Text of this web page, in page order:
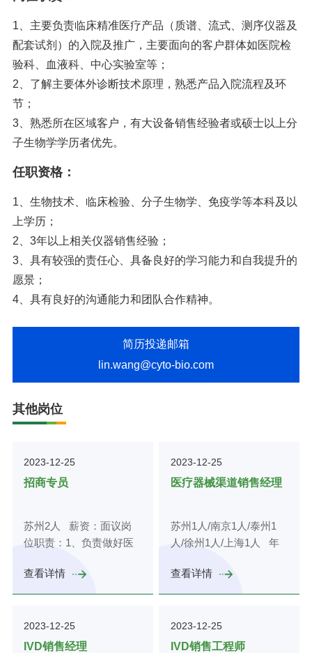
1、主要负责临床精准医疗产品（质谱、流式、测序仪器及
配套试剂）的入院及推广，主要面向的客户群体如医院检
验科、血液科、中心实验室等；
2、了解主要体外诊断技术原理，熟悉产品入院流程及环
节；
3、熟悉所在区域客户，有大设备销售经验者或硕士以上分
子生物学学历者优先。
任职资格：
1、生物技术、临床检验、分子生物学、免疫学等本科及以
上学历；
2、3年以上相关仪器销售经验；
3、具有较强的责任心、具备良好的学习能力和自我提升的
愿景；
4、具有良好的沟通能力和团队合作精神。
简历投递邮箱
lin.wang@cyto-bio.com
其他岗位
2023-12-25
招商专员
苏州2人 薪资：面议岗
位职责：1、负责做好医
作，时掌握楼宇内企业信
息、空置资源等基础数
未落地企业的落地；2、
负责意向客户、目标企业
查看详情
2023-12-25
医疗器械渠道销售经理
苏州1人/南京1人/泰州1
人/徐州1人/上海1人 年
理解公司渠道发展战略，
负责指定相应的渠道发展
的开拓和维护，争取更大
的市场份额；2、掌握行
查看详情
2023-12-25
IVD销售经理
2023-12-25
IVD销售工程师